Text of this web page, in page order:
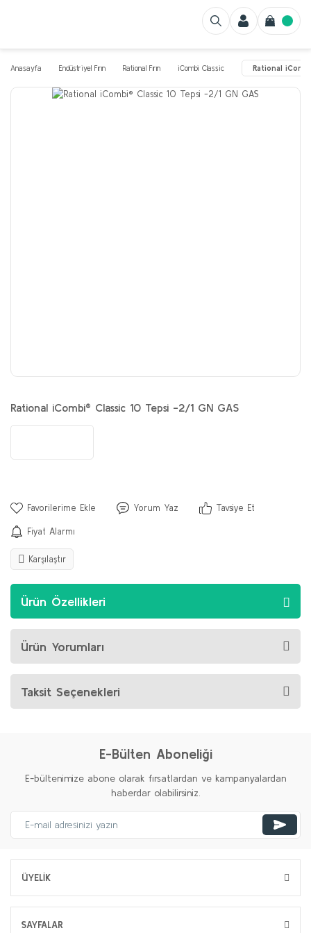
Anasayfa Endüstriyel Fırın Rational Fırın iCombi Classic Rational
Rational iCombi® Classic 10 Tepsi -2/1 GN GAS
Yorum Yaz Tavsiye Et
Fiyat Alarmı
Karşılaştır
Ürün Özellikleri
Ürün Yorumları
Taksit Seçenekleri
E-Bülten Aboneliği
E-bültenimize abone olarak fırsatlardan ve kampanyalardan
haberdar olabilirsiniz.
ÜYELİK
SAYFALAR